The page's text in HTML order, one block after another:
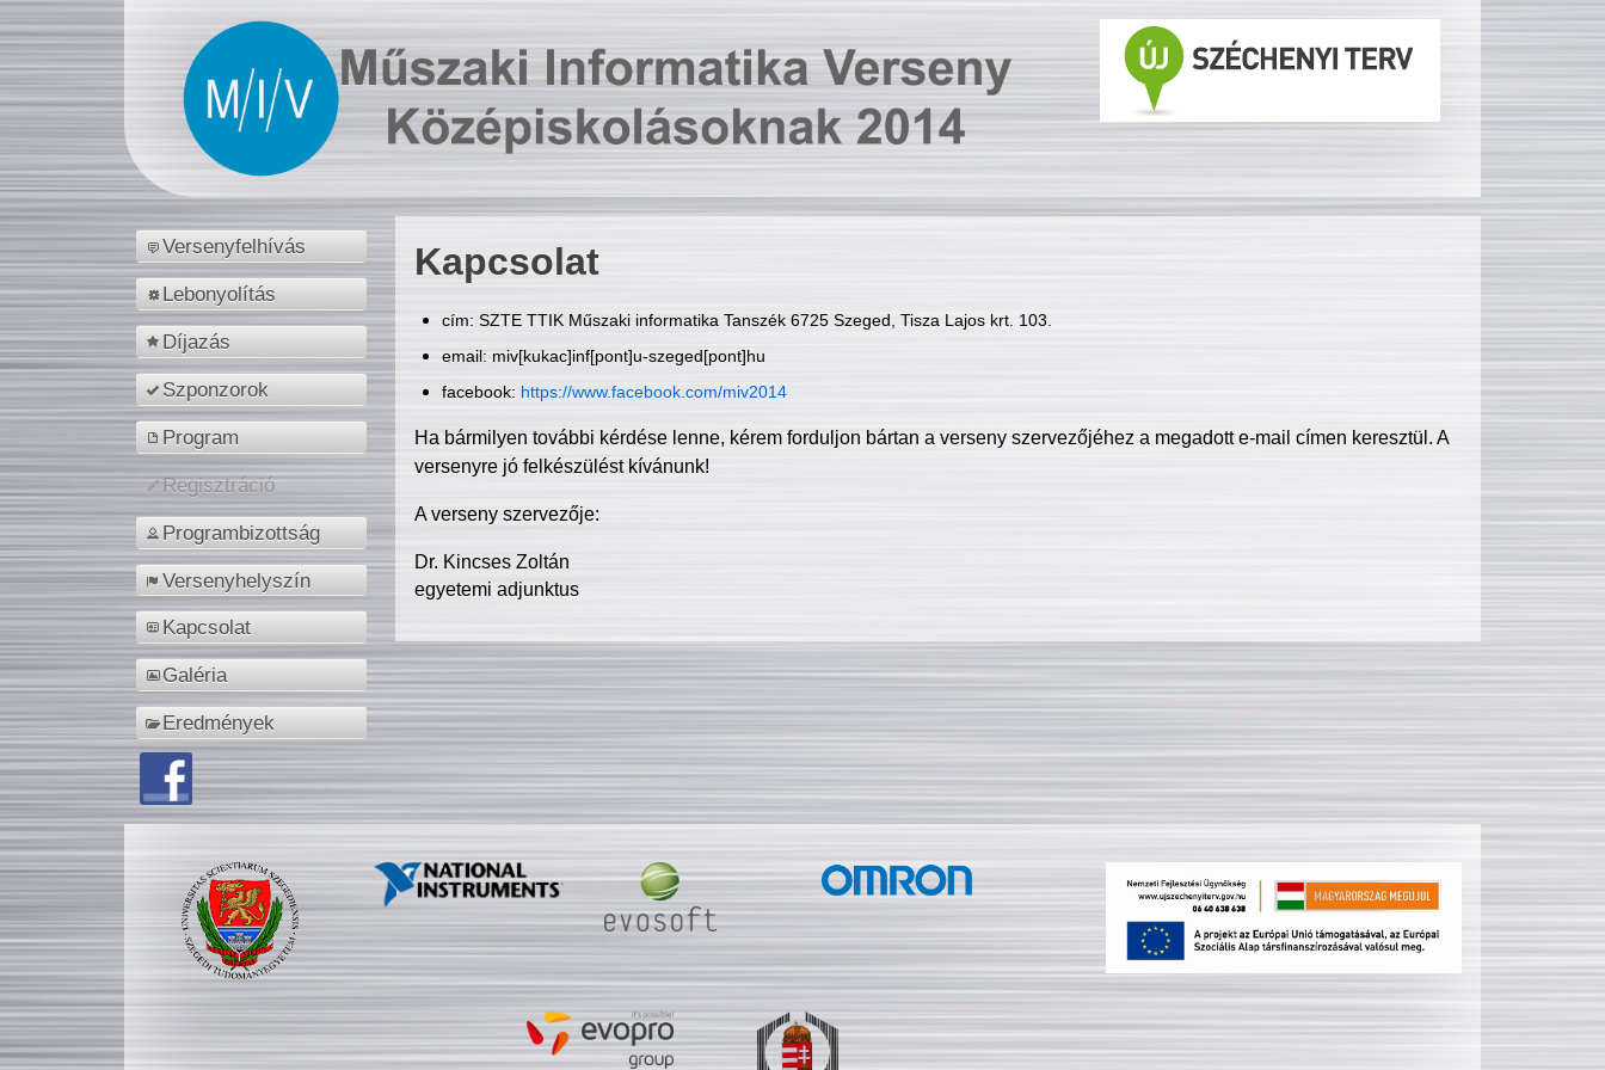
Versenyfelhívás
Lebonyolítás
Díjazás
Szponzorok
Program
Regisztráció
Programbizottság
Versenyhelyszín
Kapcsolat
Galéria
Eredmények
Kapcsolat
cím: SZTE TTIK Műszaki informatika Tanszék 6725 Szeged, Tisza Lajos krt. 103.
email: miv[kukac]inf[pont]u-szeged[pont]hu
facebook: https://www.facebook.com/miv2014
Ha bármilyen további kérdése lenne, kérem forduljon bártan a verseny szervezőjéhez a megadott e-mail címen keresztül. A
versenyre jó felkészülést kívánunk!
A verseny szervezője:
Dr. Kincses Zoltán
egyetemi adjunktus